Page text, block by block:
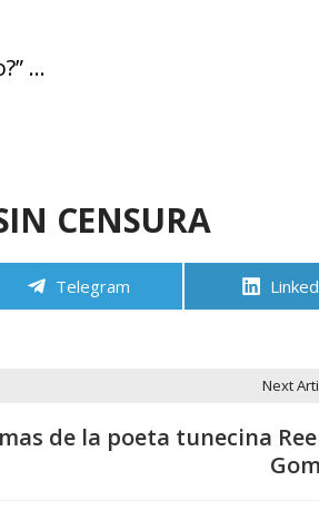
…
CENSURA
Compartir
Telegram
Next
de la poeta tunecina